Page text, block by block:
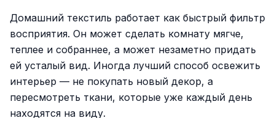
Домашний текстиль работает как быстрый фильтр
восприятия. Он может сделать комнату мягче,
теплее и собраннее, а может незаметно придать
ей усталый вид. Иногда лучший способ освежить
интерьер — не покупать новый декор, а
пересмотреть ткани, которые уже каждый день
находятся на виду.